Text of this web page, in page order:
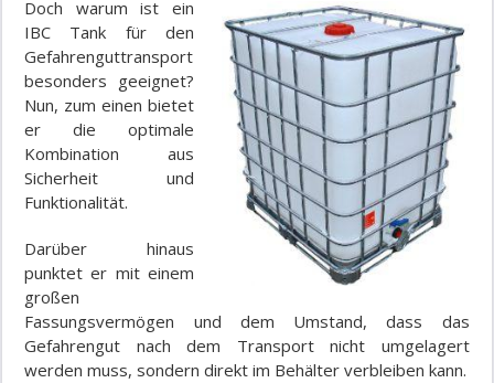
Doch warum ist ein
IBC Tank für den
Gefahrenguttransport
besonders geeignet?
Nun, zum einen bietet
er die optimale
Kombination aus
Sicherheit und
Funktionalität.
Darüber hinaus
punktet er mit einem
großen
Fassungsvermögen und dem Umstand, dass das
Gefahrengut nach dem Transport nicht umgelagert
werden muss, sondern direkt im Behälter verbleiben kann.